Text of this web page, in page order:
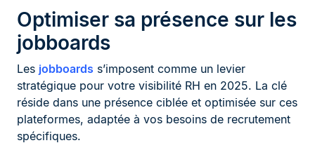
Optimiser sa présence sur les
jobboards
Les jobboards s’imposent comme un levier
stratégique pour votre visibilité RH en 2025. La clé
réside dans une présence ciblée et optimisée sur ces
plateformes, adaptée à vos besoins de recrutement
spécifiques.